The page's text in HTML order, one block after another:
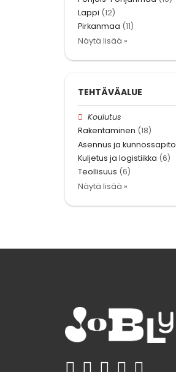
Lappi (12)
Pirkanmaa (11)
Näytä lisää »
TEHTÄVÄALUE
Koulutus
Rakentaminen (18)
Asennus ja kunnossapito
Kuljetus ja logistiikka (6)
Teollisuus (6)
Näytä lisää »